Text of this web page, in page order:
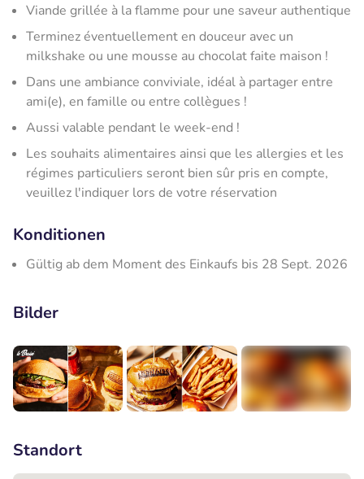
Viande grillée à la flamme pour une saveur authentique
Terminez éventuellement en douceur avec un
milkshake ou une mousse au chocolat faite maison !
Dans une ambiance conviviale, idéal à partager entre
ami(e), en famille ou entre collègues !
Aussi valable pendant le week-end !
Les souhaits alimentaires ainsi que les allergies et les
régimes particuliers seront bien sûr pris en compte,
veuillez l'indiquer lors de votre réservation
Konditionen
Gültig ab dem Moment des Einkaufs bis 28 Sept. 2026
Bilder
Standort